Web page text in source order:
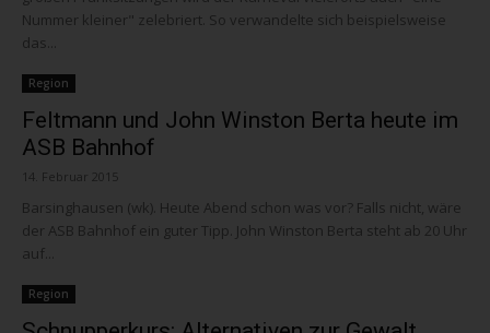
Nummer kleiner" zelebriert. So verwandelte sich beispielsweise
das...
Region
Feltmann und John Winston Berta heute im
ASB Bahnhof
14. Februar 2015
Barsinghausen (wk). Heute Abend schon was vor? Falls nicht, wäre
der ASB Bahnhof ein guter Tipp. John Winston Berta steht ab 20 Uhr
auf...
Region